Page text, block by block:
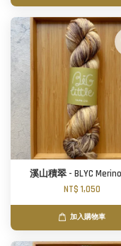
溪山積翠 - BLYC
NT$ 1,050
加入購物車